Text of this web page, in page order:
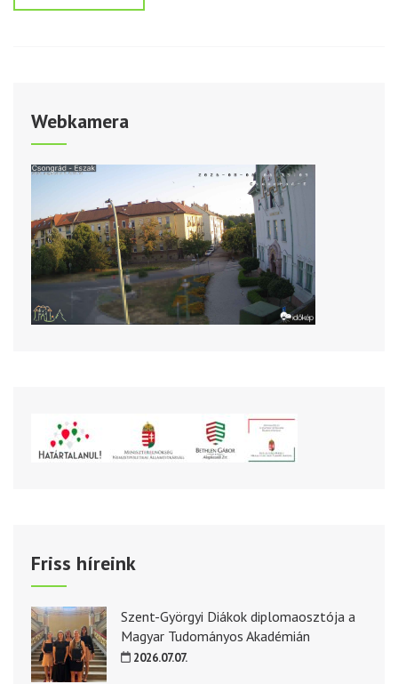
Webkamera
Friss híreink
Szent-Györgyi Diákok diplomaosztója a
Magyar Tudományos Akadémián
2026.07.07.